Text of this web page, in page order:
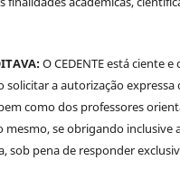
O CEDENTE está ciente
solicitar a autorização expressa
como dos professores
mesmo, se obrigando inclusive
sob pena de responder